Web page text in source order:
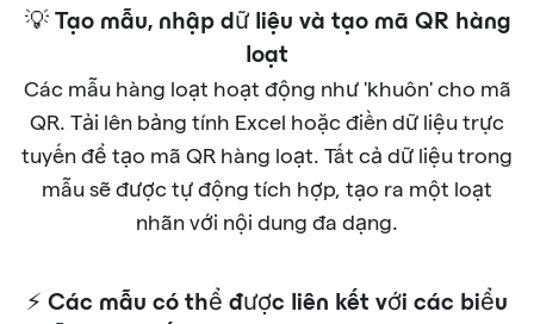
💡 Tạo mẫu, nhập dữ liệu và tạo mã QR hàng
loạt
Các mẫu hàng loạt hoạt động như 'khuôn' cho mã
QR. Tải lên bảng tính Excel hoặc điền dữ liệu trực
tuyến để tạo mã QR hàng loạt. Tất cả dữ liệu trong
mẫu sẽ được tự động tích hợp, tạo ra một loạt
nhãn với nội dung đa dạng.
⚡ Các mẫu có thể được liên kết với các biểu